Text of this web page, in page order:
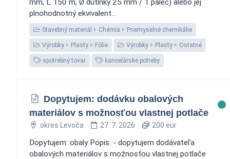
mm, L 150 m, Ø dutinky 25 mm / 1 palec) alebo jej
plnohodnotný ekvivalent...
Stavebný materiál Chémia Priemyselné chemikálie
Výrobky Plasty Fólie Výrobky Plasty Ostatné
spotrebný tovar kancelárske potreby
Dopytujem: dodávku obalových
materiálov s možnosťou vlastnej potlače
okres Levoča 27. 7. 2026 200 eur
Dopytujem: obaly Popis: - dopytujem dodávateľa
obalových materiálov s možnosťou vlastnej potlače